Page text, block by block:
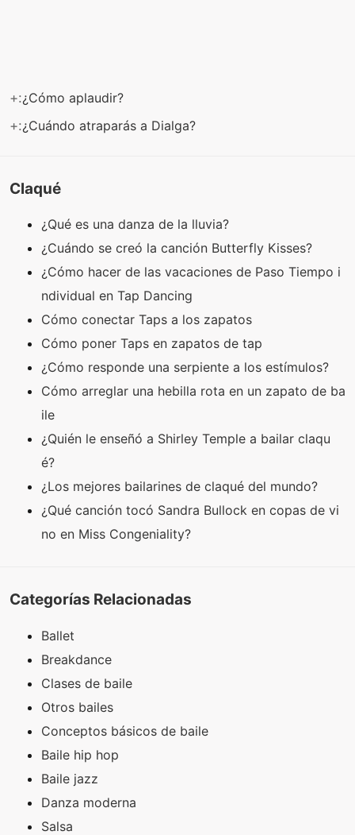
+:¿Cómo aplaudir?
+:¿Cuándo atraparás a Dialga?
Claqué
¿Qué es una danza de la lluvia?
¿Cuándo se creó la canción Butterfly Kisses?
¿Cómo hacer de las vacaciones de Paso Tiempo i
ndividual en Tap Dancing
Cómo conectar Taps a los zapatos
Cómo poner Taps en zapatos de tap
¿Cómo responde una serpiente a los estímulos?
Cómo arreglar una hebilla rota en un zapato de ba
ile
¿Quién le enseñó a Shirley Temple a bailar claqu
é?
¿Los mejores bailarines de claqué del mundo?
¿Qué canción tocó Sandra Bullock en copas de vi
no en Miss Congeniality?
Categorías Relacionadas
Ballet
Breakdance
Clases de baile
Otros bailes
Conceptos básicos de baile
Baile hip hop
Baile jazz
Danza moderna
Salsa